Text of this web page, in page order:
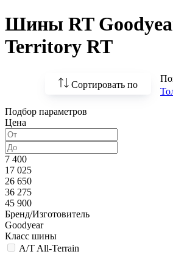
Шины RT
Territory RT
Сортировать по
По возрастанию
По популярности
Подбор параметров
Цена
7 400
17 025
26 650
36 275
45 900
Бренд/Изготовитель
Goodyear
Класс шины
A/T All-Terrain